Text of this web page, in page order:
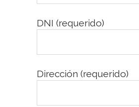
DNI (requerido)
Dirección (requerido)